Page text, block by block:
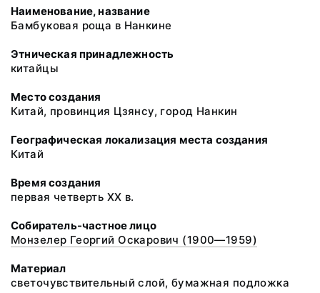
Наименование, название
Бамбуковая роща в Нанкине
Этническая принадлежность
китайцы
Место создания
Китай, провинция Цзянсу, город Нанкин
Географическая локализация места создания
Китай
Время создания
первая четверть ХХ в.
Собиратель-частное лицо
Монзелер Георгий Оскарович (1900—1959)
Материал
светочувствительный слой, бумажная подложка